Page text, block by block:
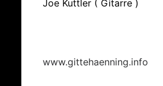
Joe Kuttler ( Gitarre )
www.gittehaenning.info